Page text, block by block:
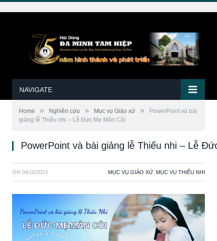
NAVIGATE
Home » Nghiên cứu » Mục vụ Giáo xứ »
PowerPoint và bài
giảng lễ Thiếu nhi – Lễ Đức Mẹ Mân Côi
PowerPoint và bài giảng lễ Thiếu nhi – Lễ
ON 04/10/2023 MỤC VỤ GIÁO XỨ MỤC VỤ THIẾU NHI